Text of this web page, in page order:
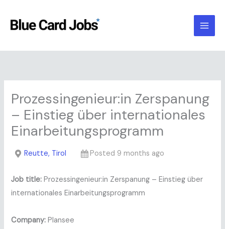
content
Prozessingenieur:in Zerspanung
– Einstieg über internationales
Einarbeitungsprogramm
Reutte, Tirol Posted 9 months ago
Job title: Prozessingenieur:in Zerspanung – Einstieg über
internationales Einarbeitungsprogramm
Company: Plansee